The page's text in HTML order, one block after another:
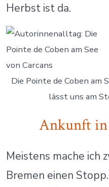
Herbst ist da.
Die Pointe de Coben am
lässt uns am
Ankunft in
Meistens mache ich
Bremen einen